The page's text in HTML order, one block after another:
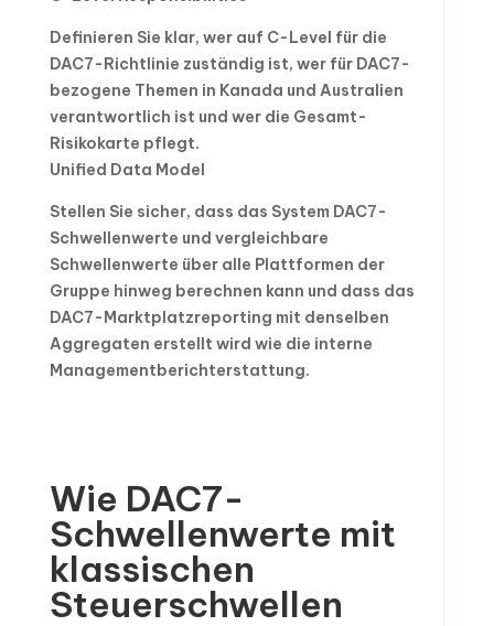
Definieren Sie klar, wer auf C-Level für die
DAC7-Richtlinie zuständig ist, wer für DAC7-
bezogene Themen in Kanada und Australien
verantwortlich ist und wer die Gesamt-
Risikokarte pflegt.
Unified Data Model
Stellen Sie sicher, dass das System DAC7-
Schwellenwerte und vergleichbare
Schwellenwerte über alle Plattformen der
Gruppe hinweg berechnen kann und dass das
DAC7-Marktplatzreporting mit denselben
Aggregaten erstellt wird wie die interne
Managementberichterstattung.
Wie DAC7-
Schwellenwerte mit
klassischen
Steuerschwellen